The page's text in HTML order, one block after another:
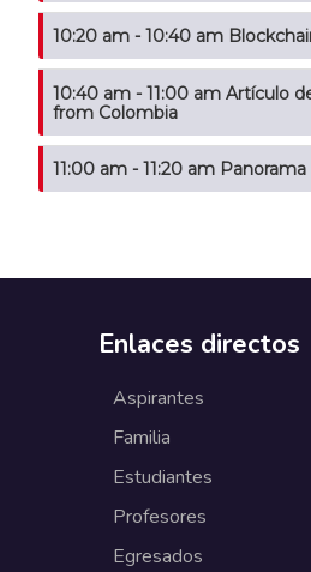
10:20 am - 10:40 am
10:40 am - 11:00 am Artículo de investigación Leader Strategic
from Colombia
11:00 am - 11:20 am
Enlaces directos
Aspirantes
Familia
Estudiantes
Profesores
Egresados